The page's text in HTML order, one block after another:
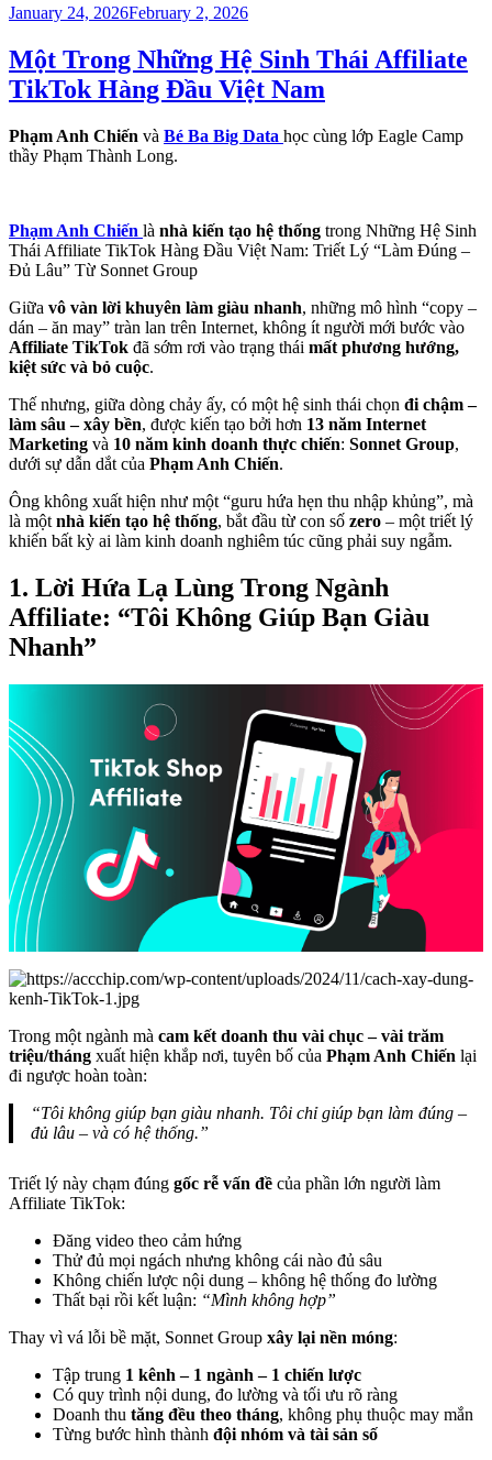
Posted
January 24, 2026February 2, 2026
Một Trong Những Hệ Sinh Thái Affiliate
TikTok Hàng Đầu Việt Nam
Phạm Anh Chiến và Bé Ba Big Data học cùng lớp Eagle Camp
thầy Phạm Thành Long.
Phạm Anh Chiến là nhà kiến tạo hệ thống trong Những Hệ Sinh
Thái Affiliate TikTok Hàng Đầu Việt Nam: Triết Lý “Làm Đúng –
Đủ Lâu” Từ Sonnet Group
Giữa vô vàn lời khuyên làm giàu nhanh, những mô hình “copy –
dán – ăn may” tràn lan trên Internet, không ít người mới bước vào
Affiliate TikTok đã sớm rơi vào trạng thái mất phương hướng,
kiệt sức và bỏ cuộc.
Thế nhưng, giữa dòng chảy ấy, có một hệ sinh thái chọn đi chậm –
làm sâu – xây bền, được kiến tạo bởi hơn 13 năm Internet
Marketing và 10 năm kinh doanh thực chiến: Sonnet Group,
dưới sự dẫn dắt của Phạm Anh Chiến.
Ông không xuất hiện như một “guru hứa hẹn thu nhập khủng”, mà
là một nhà kiến tạo hệ thống, bắt đầu từ con số zero – một triết lý
khiến bất kỳ ai làm kinh doanh nghiêm túc cũng phải suy ngẫm.
1. Lời Hứa Lạ Lùng Trong Ngành
Affiliate: “Tôi Không Giúp Bạn Giàu
Nhanh”
Trong một ngành mà cam kết doanh thu vài chục – vài trăm
triệu/tháng xuất hiện khắp nơi, tuyên bố của Phạm Anh Chiến lại
đi ngược hoàn toàn:
“Tôi không giúp bạn giàu nhanh. Tôi chỉ giúp bạn làm đúng –
đủ lâu – và có hệ thống.”
Triết lý này chạm đúng gốc rễ vấn đề của phần lớn người làm
Affiliate TikTok:
Đăng video theo cảm hứng
Thử đủ mọi ngách nhưng không cái nào đủ sâu
Không chiến lược nội dung – không hệ thống đo lường
Thất bại rồi kết luận: “Mình không hợp”
Thay vì vá lỗi bề mặt, Sonnet Group xây lại nền móng:
Tập trung 1 kênh – 1 ngành – 1 chiến lược
Có quy trình nội dung, đo lường và tối ưu rõ ràng
Doanh thu tăng đều theo tháng, không phụ thuộc may mắn
Từng bước hình thành đội nhóm và tài sản số